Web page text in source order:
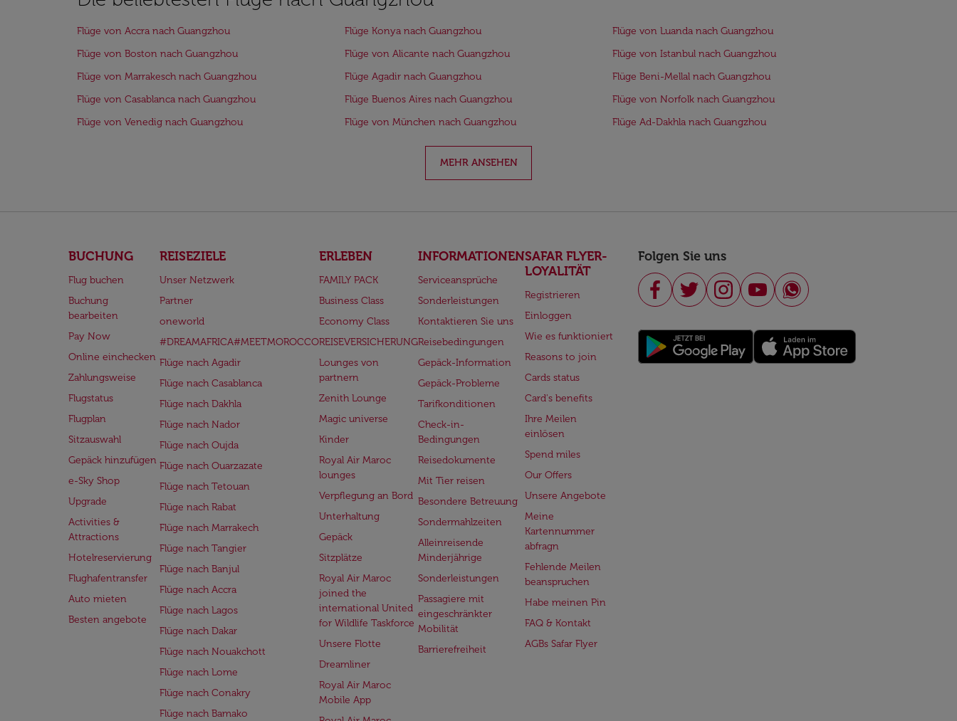
Flüge von Accra nach Guangzhou Flüge Konya nach Guangzhou
Flüge von Luanda nach Guangzhou
Flüge von Boston nach Guangzhou
Flüge von Alicante nach Guangzhou
Flüge von Istanbul nach Guangzhou
Flüge von Marrakesch nach Guangzhou
Flüge Agadir nach Guangzhou
Flüge Beni-Mellal nach Guangzhou
Flüge von Casablanca nach Guangzhou
Flüge Buenos Aires nach Guangzhou
Flüge von Norfolk nach Guangzhou
Flüge von Venedig nach Guangzhou
Flüge von München nach Guangzhou Flüge Ad-Dakhla nach Guangzhou
MEHR ANSEHEN
BUCHUNG
Flug buchen
Buchung
bearbeiten
Pay Now
Online einchecken
Zahlungsweise
Flugstatus
Flugplan
Sitzauswahl
Gepäck hinzufügen
e-Sky Shop
Upgrade
Activities &
Attractions
Hotelreservierung
Flughafentransfer
Auto mieten
Besten angebote
REISEZIELE
Unser Netzwerk
Partner
oneworld
#DREAMAFRICA#MEETMOROCCO
Flüge nach Agadir
Flüge nach Casablanca
Flüge nach Dakhla
Flüge nach Nador
Flüge nach Oujda
Flüge nach Ouarzazate
Flüge nach Tetouan
Flüge nach Rabat
Flüge nach Marrakech
Flüge nach Tangier
Flüge nach Banjul
Flüge nach Accra
Flüge nach Lagos
Flüge nach Dakar
Flüge nach Nouakchott
Flüge nach Lome
Flüge nach Conakry
Flüge nach Bamako
ERLEBEN
FAMILY PACK
Business Class
Economy Class
REISEVERSICHERUNG
Lounges von
partnern
Zenith Lounge
Magic universe
Kinder
Royal Air Maroc
lounges
Verpflegung an Bord
Unterhaltung
Gepäck
Sitzplätze
Royal Air Maroc
joined the
international United
for Wildlife Taskforce
Unsere Flotte
Dreamliner
Royal Air Maroc
Mobile App
INFORMATIONEN
Serviceansprüche
Sonderleistungen
Kontaktieren Sie uns
Reisebedingungen
Gepäck-Information
Gepäck-Probleme
Tarifkonditionen
Check-in-
Bedingungen
Reisedokumente
Mit Tier reisen
Besondere Betreuung
Sondermahlzeiten
Alleinreisende
Minderjährige
Sonderleistungen
Passagiere mit
eingeschränkter
Mobilität
Barrierefreiheit
SAFAR FLYER-
LOYALITÄT
Registrieren
Einloggen
Wie es funktioniert
Reasons to join
Cards status
Card's benefits
Ihre Meilen
einlösen
Spend miles
Our Offers
Unsere Angebote
Meine
Kartennummer
abfragn
Fehlende Meilen
beanspruchen
Habe meinen Pin
FAQ & Kontakt
AGBs Safar Flyer
Folgen Sie uns